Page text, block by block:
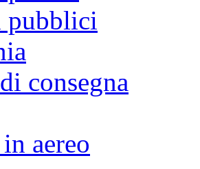
pubblici
consegna
aereo